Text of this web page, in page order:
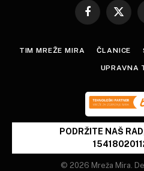
Facebook
X
TIM MREŽE MIRA ČLANICE
UPRAVNA
PODRŽITE NAŠ
© 2026 Mreža Mira.